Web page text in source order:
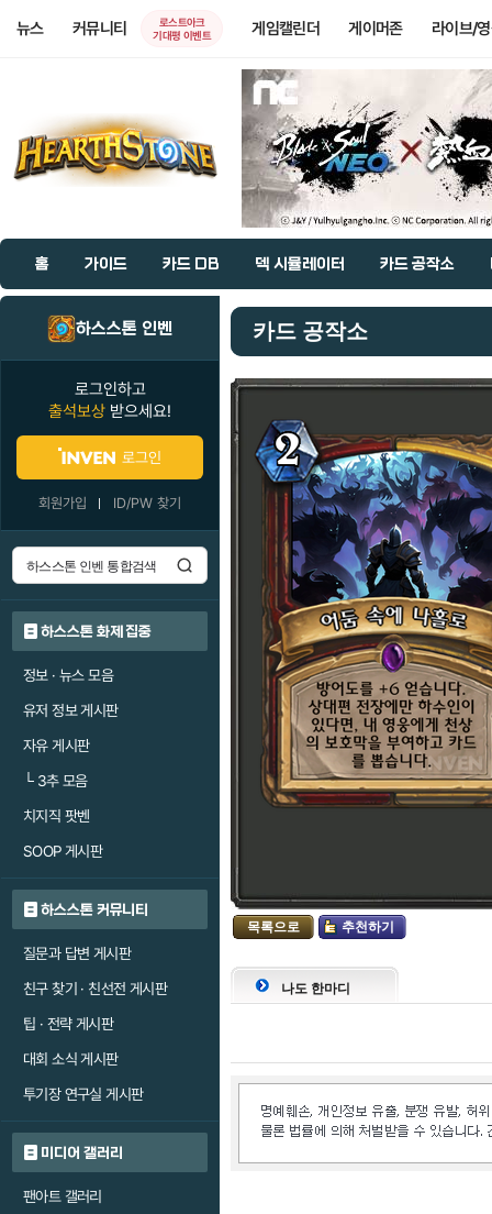
뉴스 커뮤니티
로스트아크
기대평 이벤트
게임캘린더 게이머존 라이브/
홈 가이드 카드 DB 덱 시뮬레이터 카드 공작소
하스스톤 인벤
로그인하고
출석보상 받으세요!
로그인
회원가입 ID/PW 찾기
하스스톤 화제 집중
정보 · 뉴스 모음
유저 정보 게시판
자유 게시판
└3추 모음
치지직 팟벤
SOOP 게시판
하스스톤 커뮤니티
질문과 답변 게시판
친구 찾기 · 친선전 게시판
팁 · 전략 게시판
대회 소식 게시판
투기장 연구실 게시판
미디어 갤러리
팬아트 갤러리
카드 공작소
목록으로 추천하기
나도 한마디